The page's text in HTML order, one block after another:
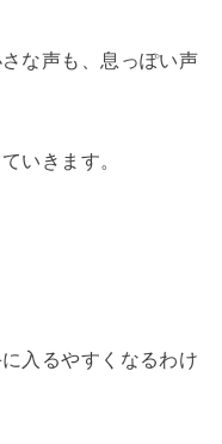
な声も、息っぽい声
いきます。
入るやすくなるわけ